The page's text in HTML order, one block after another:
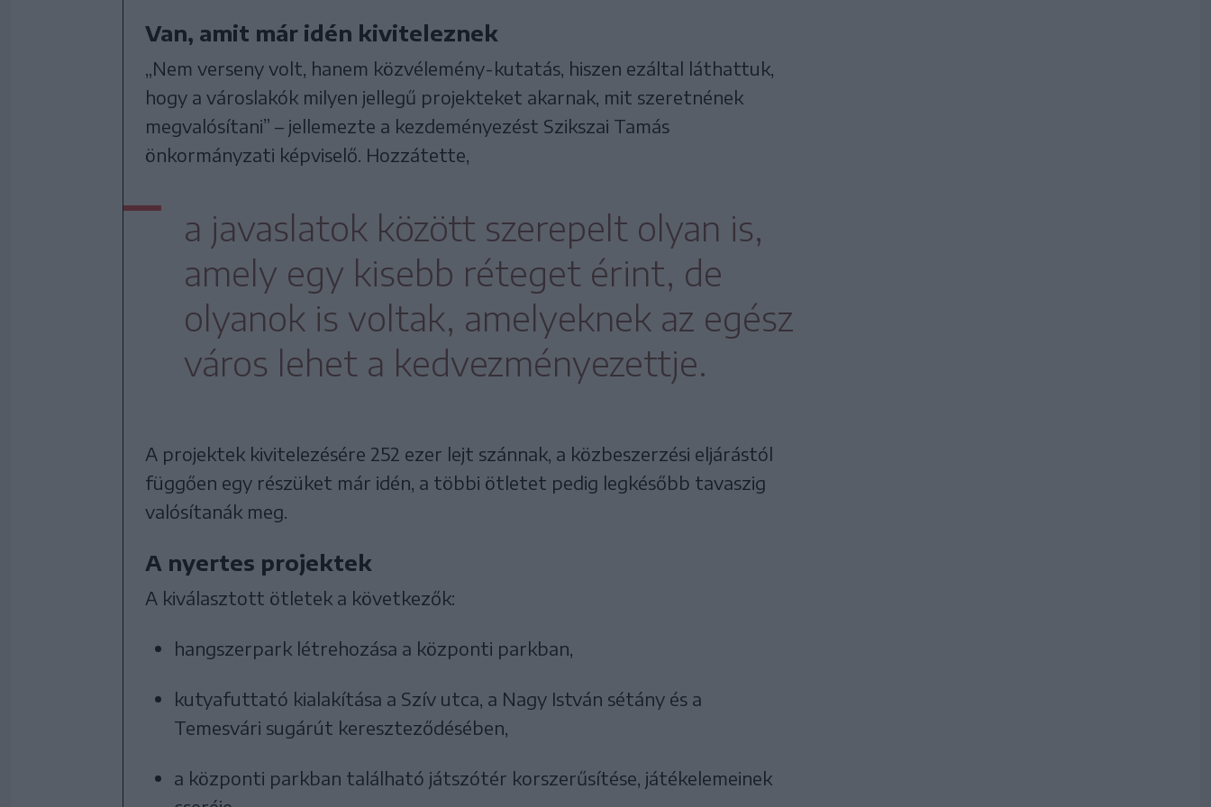
Van, amit már idén kiviteleznek
„Nem verseny volt, hanem közvélemény-kutatás, hiszen ezáltal láthattuk,
hogy a városlakók milyen jellegű projekteket akarnak, mit szeretnének
megvalósítani” – jellemezte a kezdeményezést Szikszai Tamás
önkormányzati képviselő. Hozzátette,
a javaslatok között szerepelt olyan is,
amely egy kisebb réteget érint, de
olyanok is voltak, amelyeknek az egész
város lehet a kedvezményezettje.
A projektek kivitelezésére 252 ezer lejt szánnak, a közbeszerzési eljárástól
függően egy részüket már idén, a többi ötletet pedig legkésőbb tavaszig
valósítanák meg.
A nyertes projektek
A kiválasztott ötletek a következők:
hangszerpark létrehozása a központi parkban,
kutyafuttató kialakítása a Szív utca, a Nagy István sétány és a
Temesvári sugárút kereszteződésében,
a központi parkban található játszótér korszerűsítése, játékelemeinek